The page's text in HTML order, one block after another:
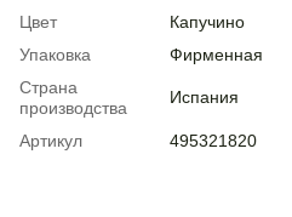
Цвет
Капучино
Упаковка
Фирменная
Страна
производства
Испания
Артикул 495321820